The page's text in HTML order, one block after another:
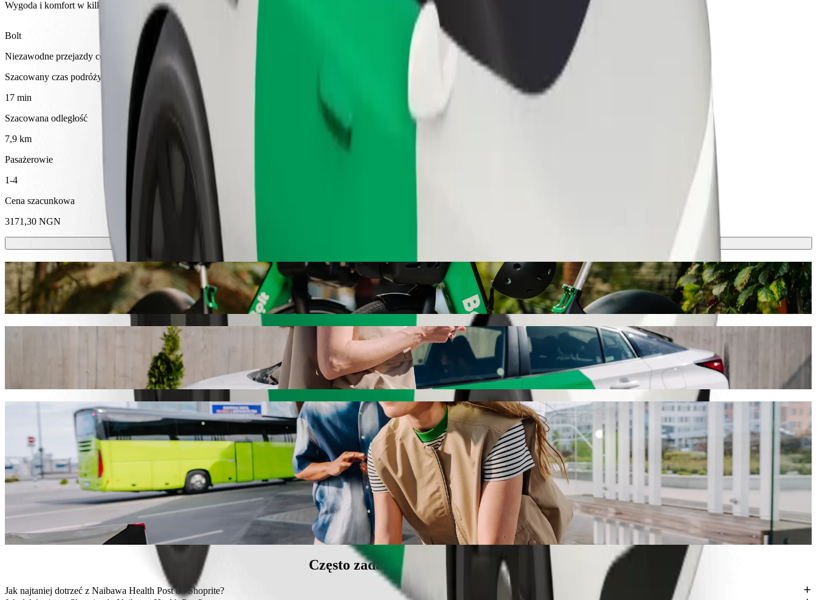
Wygoda i komfort w kilku kliknięciach!
Bolt
Niezawodne przejazdy codziennymi samochodami średniej wielkości.
Szacowany czas podróży
17 min
Szacowana odległość
7,9 km
Pasażerowie
1-4
Cena szacunkowa
3171,30 NGN
Hulajnóg lub rowerów elektrycznych
Poruszaj się po Kano hulajnogami lub rowerami elektrycznymi
Pobierz aplikację Bolt
Pojedź z Naibawa Health Post do Shoprite z Bolt
Zalecamy przejazd Bolt, jeśli chcesz dotrzeć do Shoprite w jak najlepszej cenie. Podróż zajmie ok. 17 min, a jego cena wyniesie ok. 2591,70 NGN NGN. Bez względu na okazję, znajdziemy dla Ciebie idealny
Usługi Bolt, aby dojechać z Naibawa Health Post do Shoprite
Dużo bagażu? Zarezerwuj vany XL, które pomieszczą do 6 osób.
Chcesz dojechać ze stylem? Wypróbuj samochody premium Bolt.
Podróżujesz z dziećmi? Zamów przejazd samochodem z podstawką dla dziecka.
Twój pupil jedzie z Tobą? Wypróbuj nasze przejazdy przyjazne zwierzętom.
Potrzebujesz dodatkowej pomocy? Nasza kategoria Assist oferuje pojazdy dostępne dla wózków inwalidzkich (WAV).
Niedrogie przejazdy? Skorzystaj z kompaktowych samochodów w niższej cenie z Bolt Basic.
Pobierz aplikację Bolt
Często zadawane pytania (FAQ)
Jak najtaniej dotrzeć z Naibawa Health Post do Shoprite?